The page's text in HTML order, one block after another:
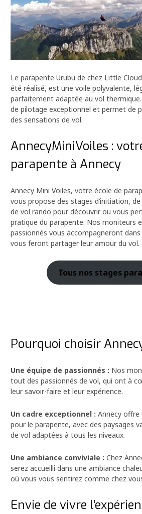
Le parapente Urubu de chez Little
été réalisé, est une voile polyvalente,
parfaitement adaptée au vol
de pilotage exceptionnel et permet de
des sensations de vol.
AnnecyMiniVoiles :
parapente à Annecy
Annecy Mini Voiles, votre école de
vous propose des stages d’initiation,
de vol rando pour découvrir ou vous
pratique du parapente. Nos moniteurs
passionnés vous accompagneront
vous feront partager leur amour du vol.
Tous nos stages
Pourquoi choisir
Une équipe de passionnés : Nos
tout des passionnés de vol, qui ont à
leur savoir-faire et leur expérience.
Un cadre exceptionnel : Annecy offre
pour le parapente, avec des paysages
de vol adaptées à tous les niveaux.
Une ambiance conviviale : Chez
serez accueilli dans une ambiance
où vous vous sentirez comme chez
Envie de vivre